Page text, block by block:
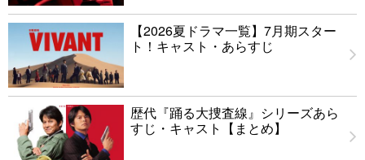
【2026夏ドラマ一覧】7月期スター
ト！キャスト・あらすじ
歴代『踊る大捜査線』シリーズあら
すじ・キャスト【まとめ】